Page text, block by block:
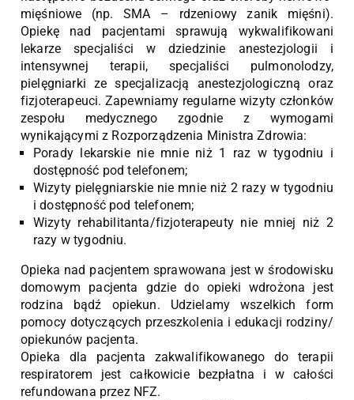
mięśniowe (np. SMA – rdzeniowy zanik mięśni).
Opiekę nad pacjentami sprawują wykwalifikowani
lekarze specjaliści w dziedzinie anestezjologii i
intensywnej terapii, specjaliści pulmonolodzy,
pielęgniarki ze specjalizacją anestezjologiczną oraz
fizjoterapeuci. Zapewniamy regularne wizyty członków
zespołu medycznego zgodnie z wymogami
wynikającymi z Rozporządzenia Ministra Zdrowia:
Porady lekarskie nie mnie niż 1 raz w tygodniu i
dostępność pod telefonem;
Wizyty pielęgniarskie nie mnie niż 2 razy w tygodniu
i dostępność pod telefonem;
Wizyty rehabilitanta/fizjoterapeuty nie mniej niż 2
razy w tygodniu.
Opieka nad pacjentem sprawowana jest w środowisku
domowym pacjenta gdzie do opieki wdrożona jest
rodzina bądź opiekun. Udzielamy wszelkich form
pomocy dotyczących przeszkolenia i edukacji rodziny/
opiekunów pacjenta.
Opieka dla pacjenta zakwalifikowanego do terapii
respiratorem jest całkowicie bezpłatna i w całości
refundowana przez NFZ.